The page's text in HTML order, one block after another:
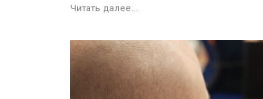
Читать далее...